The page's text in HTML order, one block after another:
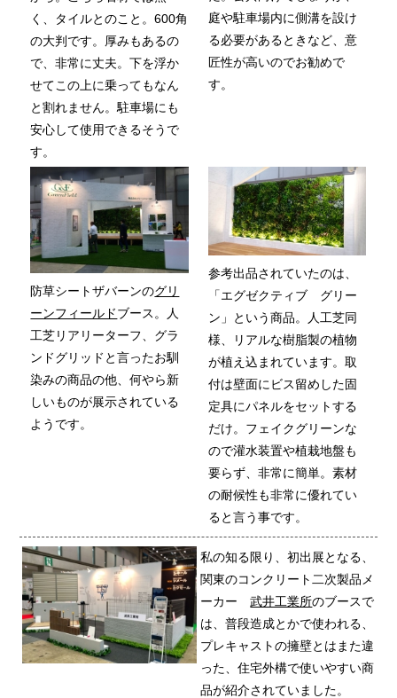
く、タイルとのこと。600角
の大判です。厚みもあるの
で、非常に丈夫。下を浮か
せてこの上に乗ってもなん
と割れません。駐車場にも
安心して使用できるそうで
す。
庭や駐車場内に側溝を設け
る必要があるときなど、意
匠性が高いのでお勧めで
す。
防草シートザバーンのグリ
ーンフィールドブース。人
工芝リアリーターフ、グラ
ンドグリッドと言ったお馴
染みの商品の他、何やら新
しいものが展示されている
ようです。
参考出品されていたのは、
「エグゼクティブ グリー
ン」という商品。人工芝同
様、リアルな樹脂製の植物
が植え込まれています。取
付は壁面にビス留めした固
定具にパネルをセットする
だけ。フェイクグリーンな
ので灌水装置や植栽地盤も
要らず、非常に簡単。素材
の耐候性も非常に優れてい
ると言う事です。
私の知る限り、初出展となる、
関東のコンクリート二次製品メ
ーカー武井工業所のブースで
は、普段造成とかで使われる、
プレキャストの擁壁とはまた違
った、住宅外構で使いやすい商
品が紹介されていました。